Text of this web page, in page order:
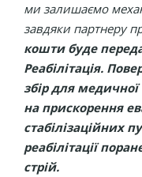
ми залишаємо
завдяки партнеру
кошти буде
Реабілітація.
збір для
на прискорення
стабілізаційних
реабілітації
стрій.